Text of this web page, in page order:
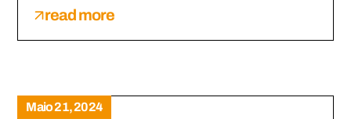
read more
Maio 21, 2024